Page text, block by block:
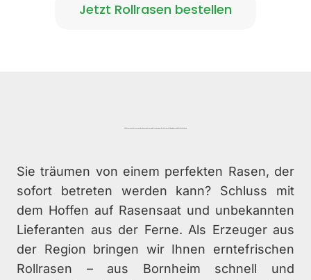
Jetzt Rollrasen bestellen
Sie träumen von einem perfekten Rasen, der
sofort betreten werden kann? Schluss mit
dem Hoffen auf Rasensaat und unbekannten
Lieferanten aus der Ferne. Als Erzeuger aus
der Region bringen wir Ihnen erntefrischen
Rollrasen – aus Bornheim schnell und